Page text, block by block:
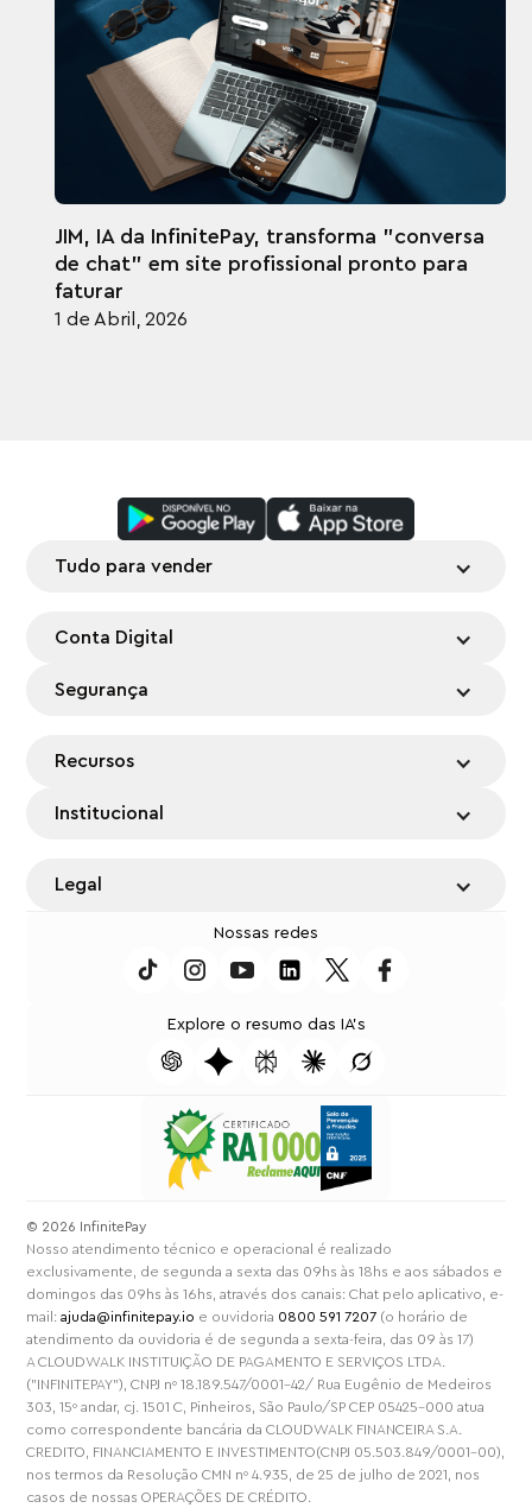
JIM, IA da InfinitePay, transforma "conversa
de chat" em site profissional pronto para
faturar
1 de Abril, 2026
Tudo para vender
Conta Digital
Segurança
Recursos
Institucional
Legal
Nossas redes
Explore o resumo das IA's
⁠© 2026 InfinitePay
Nosso atendimento técnico e operacional é realizado
exclusivamente, de segunda a sexta das 09hs às 18hs e aos sábados e
domingos das 09hs às 16hs, através dos canais: Chat pelo aplicativo, e-
mail:ajuda@infinitepay.io e ouvidoria 0800 591 7207 (o horário de
atendimento da ouvidoria é de segunda a sexta-feira, das 09 às 17)
A CLOUDWALK INSTITUIÇÃO DE PAGAMENTO E SERVIÇOS LTDA.
("INFINITEPAY"), CNPJ nº 18.189.547/0001-42/ Rua Eugênio de Medeiros
303, 15º andar, cj. 1501 C, Pinheiros, São Paulo/SP CEP 05425-000 atua
como correspondente bancária da CLOUDWALK FINANCEIRA S.A.
CREDITO, FINANCIAMENTO E INVESTIMENTO(CNPJ 05.503.849/0001-00),
nos termos da Resolução CMN nº 4.935, de 25 de julho de 2021, nos
casos de nossas OPERAÇÕES DE CRÉDITO.